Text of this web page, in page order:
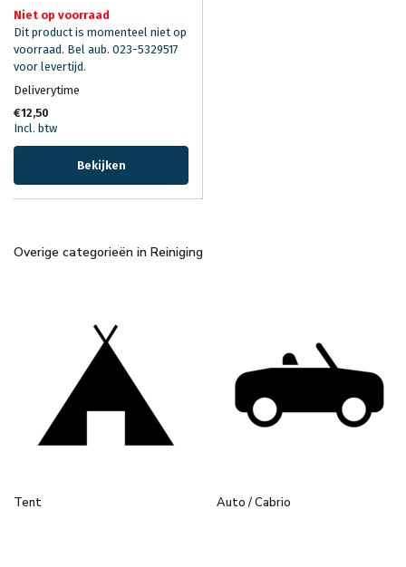
Niet op voorraad
Dit product is momenteel niet op
voorraad. Bel aub. 023-5329517
voor levertijd.
Deliverytime
€12,50
Incl. btw
Bekijken
Overige categorieën in Reiniging
Tent Auto / Cabrio